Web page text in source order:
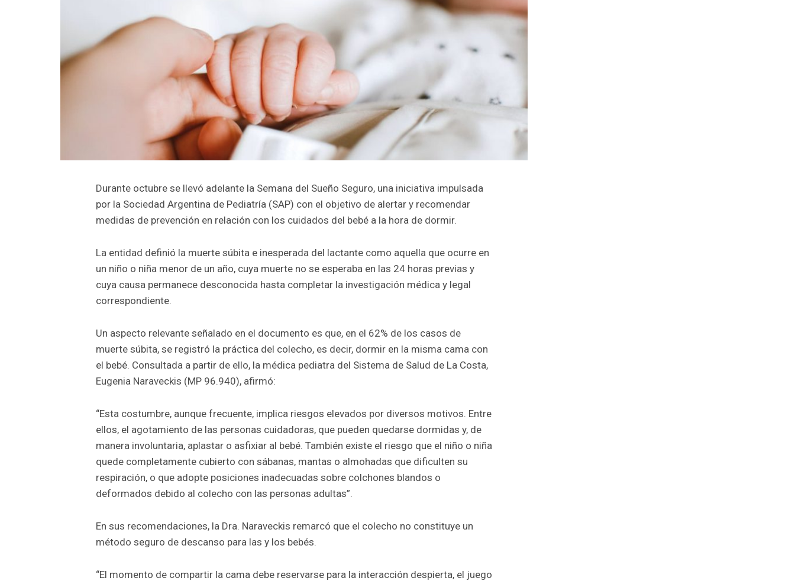
Durante octubre se llevó adelante la Semana del Sueño Seguro, una iniciativa impulsada
por la Sociedad Argentina de Pediatría (SAP) con el objetivo de alertar y recomendar
medidas de prevención en relación con los cuidados del bebé a la hora de dormir.
La entidad definió la muerte súbita e inesperada del lactante como aquella que ocurre en
un niño o niña menor de un año, cuya muerte no se esperaba en las 24 horas previas y
cuya causa permanece desconocida hasta completar la investigación médica y legal
correspondiente.
Un aspecto relevante señalado en el documento es que, en el 62% de los casos de
muerte súbita, se registró la práctica del colecho, es decir, dormir en la misma cama con
el bebé. Consultada a partir de ello, la médica pediatra del Sistema de Salud de La Costa,
Eugenia Naraveckis (MP 96.940), afirmó:
“Esta costumbre, aunque frecuente, implica riesgos elevados por diversos motivos. Entre
ellos, el agotamiento de las personas cuidadoras, que pueden quedarse dormidas y, de
manera involuntaria, aplastar o asfixiar al bebé. También existe el riesgo que el niño o niña
quede completamente cubierto con sábanas, mantas o almohadas que dificulten su
respiración, o que adopte posiciones inadecuadas sobre colchones blandos o
deformados debido al colecho con las personas adultas”.
En sus recomendaciones, la Dra. Naraveckis remarcó que el colecho no constituye un
método seguro de descanso para las y los bebés.
“El momento de compartir la cama debe reservarse para la interacción despierta, el juego